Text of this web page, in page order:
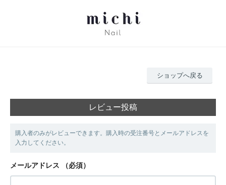
ショップへ戻る
レビュー投稿
購入者のみがレビューできます。購入時の受注番号とメールアドレスを
入力してください。
メールアドレス （必須）